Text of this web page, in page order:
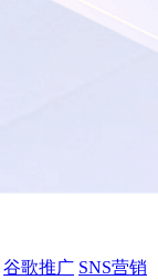
谷歌推广 SNS营销